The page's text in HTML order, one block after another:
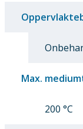
Max.
200 °C